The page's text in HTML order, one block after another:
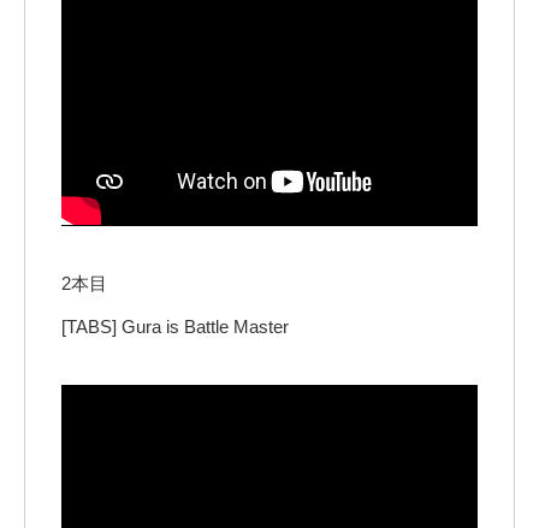
2本目
[TABS] Gura is Battle Master